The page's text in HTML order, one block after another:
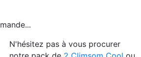
N'hésitez pas à vous procurer